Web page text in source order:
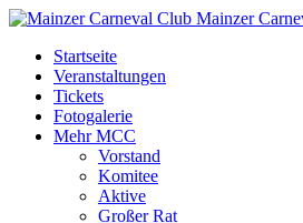
Mainzer
Startseite
Veranstaltungen
Tickets
Fotogalerie
Mehr MCC
Vorstand
Komitee
Aktive
Großer Rat